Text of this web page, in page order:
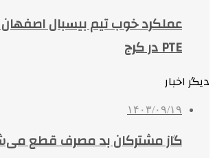
عملکرد خوب تیم بیسبال
PTE در کرج
دیگر اخبار
۱۴۰۳/۰۹/۱۹
گاز مشترکان بد مصرف قطع